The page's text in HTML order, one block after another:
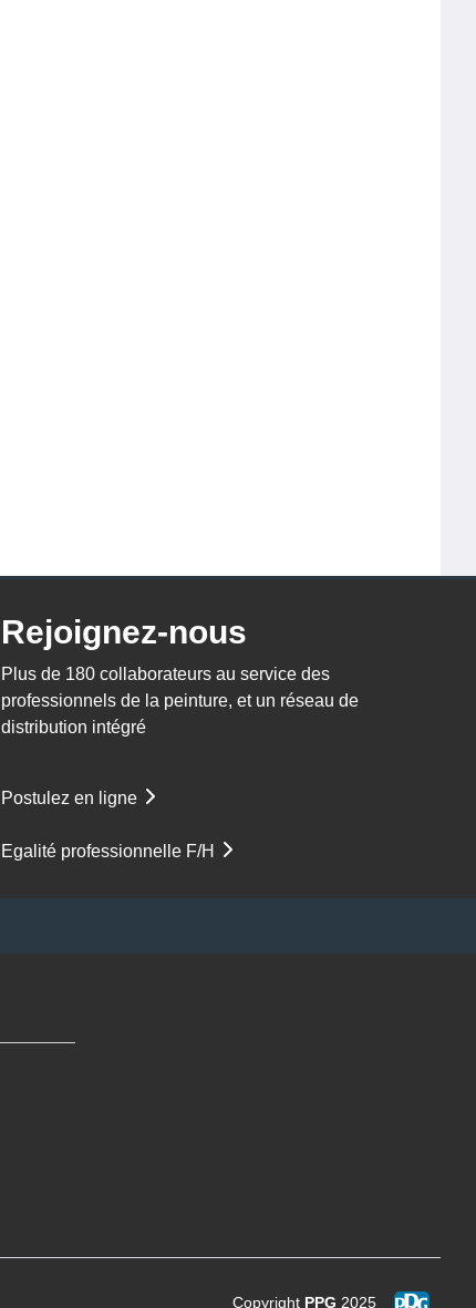
Rejoignez-nous
Plus de 180 collaborateurs au service des
professionnels de la peinture, et un réseau de
distribution intégré
Postulez en ligne
Egalité professionnelle F/H
Copyright PPG 2025